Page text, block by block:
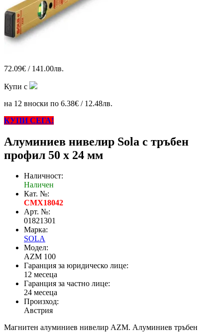
72.09€ / 141.00лв.
Купи с
на 12 вноски по 6.38€ / 12.48лв.
КУПИ СЕГА!
Алуминиев нивелир Sola с тръбен
профил 50 x 24 мм
Наличност:
Наличен
Кат. №:
CMX18042
Арт. №:
01821301
Марка:
SOLA
Модел:
AZM 100
Гаранция за юридическо лице:
12 месеца
Гаранция за частно лице:
24 месеца
Произход:
Австрия
Mагнитен алуминиев нивелир AZM. Алуминиев тръбен